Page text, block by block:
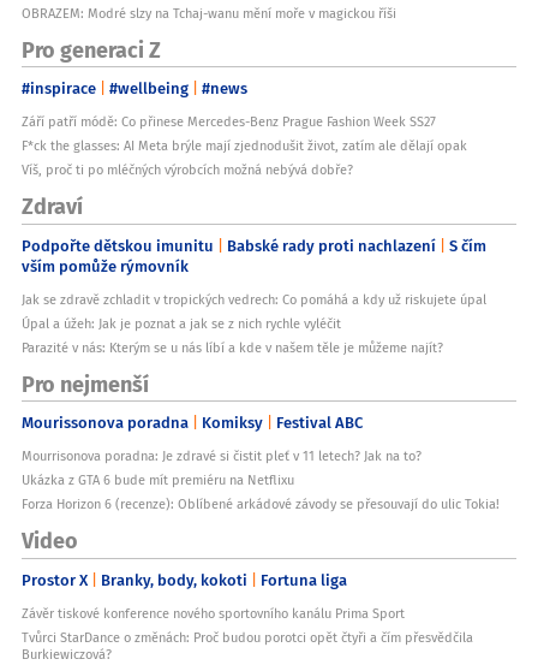
OBRAZEM: Modré slzy na Tchaj-wanu mění moře v magickou říši
Pro generaci Z
#inspirace #wellbeing #news
Září patří módě: Co přinese Mercedes-Benz Prague Fashion Week SS27
F*ck the glasses: AI Meta brýle mají zjednodušit život, zatím ale dělají opak
Víš, proč ti po mléčných výrobcích možná nebývá dobře?
Zdraví
Podpořte dětskou imunitu Babské rady proti nachlazení S čím
vším pomůže rýmovník
Jak se zdravě zchladit v tropických vedrech: Co pomáhá a kdy už riskujete úpal
Úpal a úžeh: Jak je poznat a jak se z nich rychle vyléčit
Parazité v nás: Kterým se u nás líbí a kde v našem těle je můžeme najít?
Pro nejmenší
Mourissonova poradna Komiksy Festival ABC
Mourrisonova poradna: Je zdravé si čistit pleť v 11 letech? Jak na to?
Ukázka z GTA 6 bude mít premiéru na Netflixu
Forza Horizon 6 (recenze): Oblíbené arkádové závody se přesouvají do ulic Tokia!
Video
Prostor X Branky, body, kokoti Fortuna liga
Závěr tiskové konference nového sportovního kanálu Prima Sport
Tvůrci StarDance o změnách: Proč budou porotci opět čtyři a čím přesvědčila
Burkiewiczová?